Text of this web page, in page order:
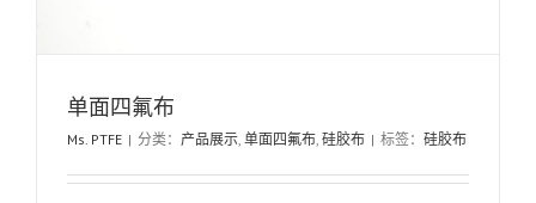
单面四氟布
Ms. PTFE | 分类： 产品展示, 单面四氟布, 硅胶布 | 标签： 硅胶布